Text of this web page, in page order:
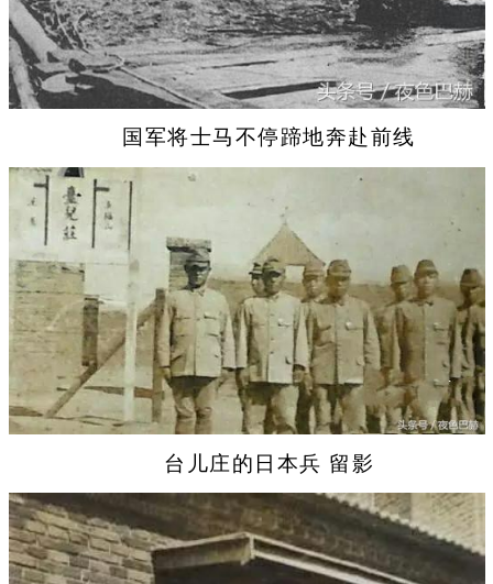
国军将士马不停蹄地奔赴前线
台儿庄的日本兵 留影